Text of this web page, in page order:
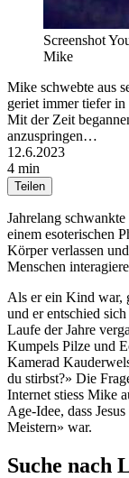
Screenshot
Mike
Mike schwebte aus
geriet immer tiefer
Mit der Zeit
anzuspringen…
12.6.2023
4 min
Teilen
Jahrelang
einem esoterischen
Körper verlassen
Menschen
Als er ein Kind war,
und er entschied
Laufe der Jahre
Kumpels Pilze und
Kamerad
du stirbst?» Die
Internet stiess Mike
Age-Idee, dass
Meistern» war.
Suche nach